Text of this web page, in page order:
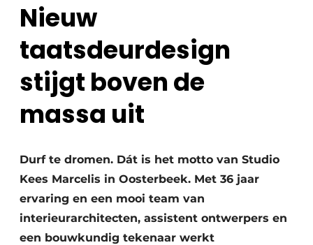
Nieuw
taatsdeurdesign
stijgt boven de
massa uit
Durf te dromen. Dát is het motto van Studio
Kees Marcelis in Oosterbeek. Met 36 jaar
ervaring en een mooi team van
interieurarchitecten, assistent ontwerpers en
een bouwkundig tekenaar werkt